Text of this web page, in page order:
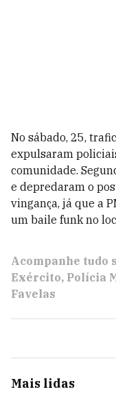
No sábado, 25,
expulsaram
comunidade.
e depredaram o
vingança, já que a
um baile funk no
Acompanhe tudo
Exército Polícia
Favelas
Mais lidas